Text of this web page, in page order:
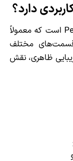
دارد؟
آرم پژو در واقع لوگوی رسمی برند Peugeot است که معمولاً
مختلف
ظاهری، نقش